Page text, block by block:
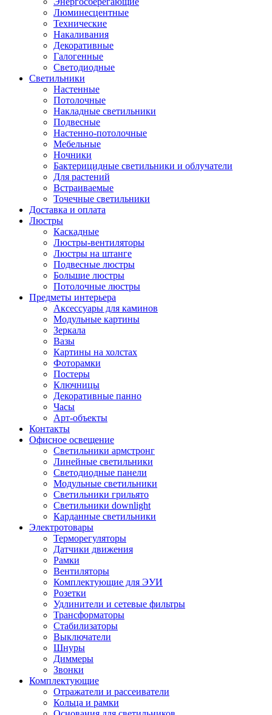
Люминесцентные
Технические
Накаливания
Декоративные
Галогенные
Светодиодные
Светильники
Настенные
Потолочные
Накладные светильники
Подвесные
Настенно-потолочные
Мебельные
Ночники
Бактерицидные светильники и облучатели
Для растений
Встраиваемые
Точечные светильники
Доставка и оплата
Люстры
Каскадные
Люстры-вентиляторы
Люстры на штанге
Подвесные люстры
Большие люстры
Потолочные люстры
Предметы интерьера
Аксессуары для каминов
Модульные картины
Зеркала
Вазы
Картины на холстах
Фоторамки
Постеры
Ключницы
Декоративные панно
Часы
Арт-объекты
Контакты
Офисное освещение
Светильники армстронг
Линейные светильники
Светодиодные панели
Модульные светильники
Светильники грильято
Светильники downlight
Карданные светильники
Электротовары
Терморегуляторы
Датчики движения
Рамки
Вентиляторы
Комплектующие для ЭУИ
Розетки
Удлинители и сетевые фильтры
Трансформаторы
Стабилизаторы
Выключатели
Шнуры
Диммеры
Звонки
Комплектующие
Отражатели и рассеиватели
Кольца и рамки